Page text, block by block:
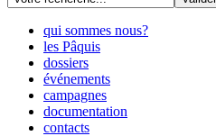
qui sommes nous?
les Pâquis
dossiers
événements
campagnes
documentation
contacts